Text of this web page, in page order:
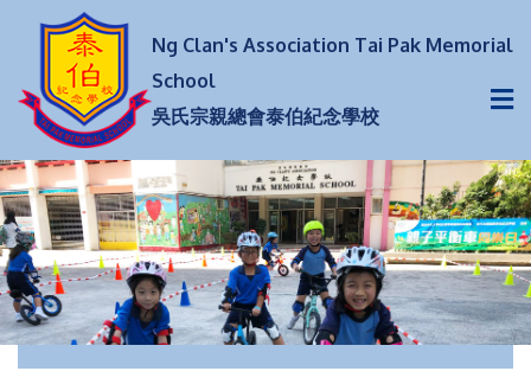
Ng Clan's Association Tai Pak Memorial
School
吳氏宗親總會泰伯紀念學校